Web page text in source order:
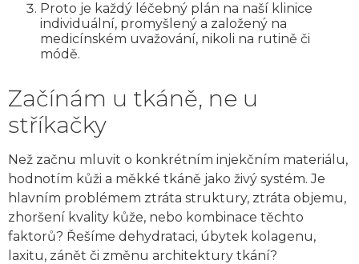
Proto je každý léčebný plán na naší klinice
individuální, promyšlený a založený na
medicínském uvažování, nikoli na rutině či
módě.
Začínám u tkáně, ne u
stříkačky
Než začnu mluvit o konkrétním injekčním materiálu,
hodnotím kůži a měkké tkáně jako živý systém. Je
hlavním problémem ztráta struktury, ztráta objemu,
zhoršení kvality kůže, nebo kombinace těchto
faktorů? Řešíme dehydrataci, úbytek kolagenu,
laxitu, zánět či změnu architektury tkání?